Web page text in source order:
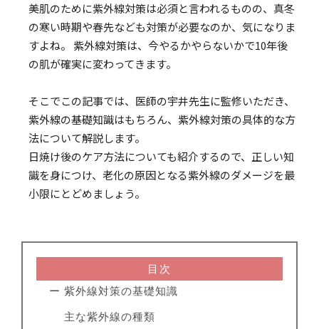
美肌のために紫外線対策は必須と言われるものの、真冬
の寒い時期や春先なども対策が必要なのか、気になりま
すよね。 紫外線対策は、今やるかやらないかで10年後
の肌が確実に変わってきます。
そこでこの記事では、医師の宇井先生に監修いただき、
紫外線の基礎知識はもちろん、紫外線対策の具体的な方
法について解説します。
日焼け後のケア方法についても紹介するので、正しい知
識を身につけ、老化の原因となる紫外線のダメージを最
小限にとどめましょう。
目次
ー 紫外線対策の基礎知識
主な紫外線の種類